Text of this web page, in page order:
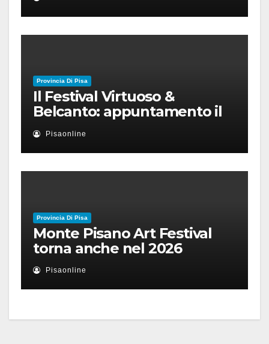
Provincia Di Pisa
Il Festival Virtuoso &
Belcanto: appuntamento il
28 luglio a Palazzo Blu con
Ruben Micieli
Pisaonline
Provincia Di Pisa
Monte Pisano Art Festival
torna anche nel 2026
Pisaonline